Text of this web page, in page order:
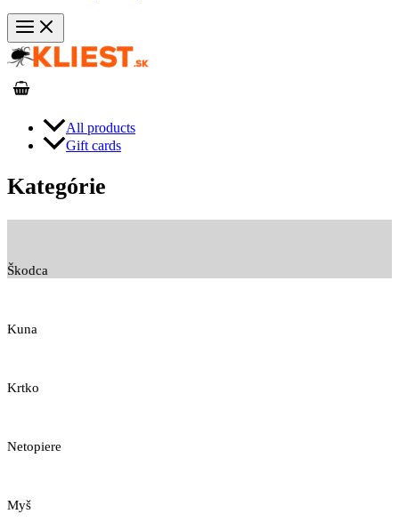
All products
Gift cards
Kategórie
Škodca
Kuna
Krtko
Netopiere
Myš